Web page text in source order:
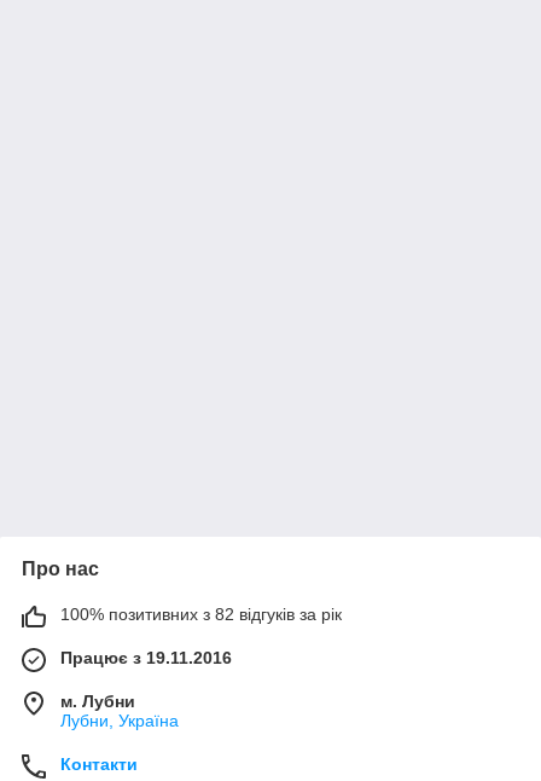
Про нас
100% позитивних з 82 відгуків за рік
Працює з 19.11.2016
м. Лубни
Лубни, Україна
Контакти